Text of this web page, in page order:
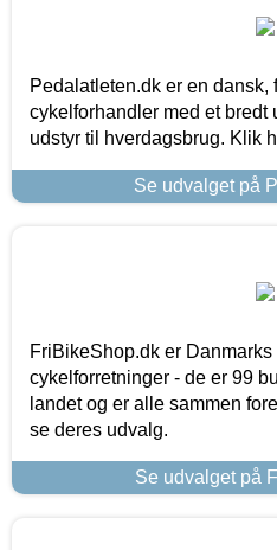
Pedalatleten.dk er en
cykelforhandler med et bredt
udstyr til hverdagsbrug. Klik
Se udvalget på
FriBikeShop.dk er
cykelforretninger - de er 99
landet og er alle sammen
se deres udvalg.
Se udvalget på